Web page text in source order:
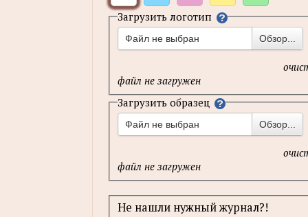
Загрузить логотип
Файл не выбран Обзор...
файл не загружен
Загрузить образец
Файл не выбран Обзор...
файл не загружен
Не нашли нужный журнал?!